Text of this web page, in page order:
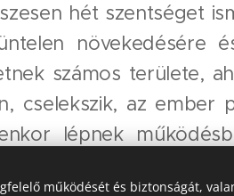
hét szentséget
növekedésére
számos területe,
cselekszik, az ember
lépnek
működését és biztonságát,